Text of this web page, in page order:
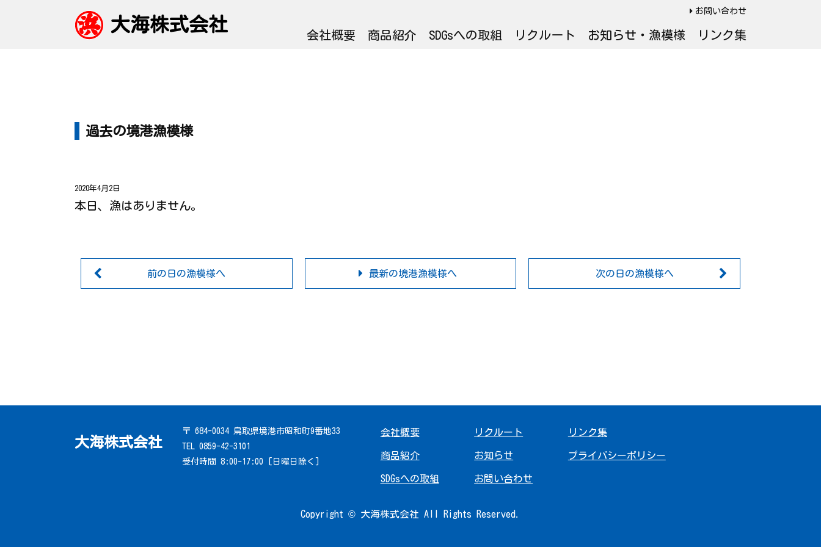
大海株式会社
お問い合わせ
会社概要 商品紹介 SDGsへの取組 リクルート お知らせ・漁模様 リンク集
過去の境港漁模様
2020年4月2日
本日、漁はありません。
前の日の漁模様へ 最新の境港漁模様へ 次の日の漁模様へ
大海株式会社
〒 684-0034 鳥取県境港市昭和町9番地33
TEL 0859-42-3101
受付時間 8:00-17:00 [日曜日除く]
会社概要
商品紹介
SDGsへの取組
リクルート
お知らせ
お問い合わせ
リンク集
プライバシーポリシー
Copyright © 大海株式会社 All Rights Reserved.